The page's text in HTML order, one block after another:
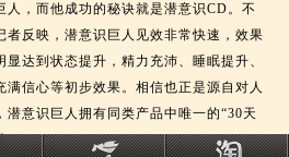
人，而他成功的秘诀就是潜意识CD。不
者反映，潜意识巨人见效非常快速，效果
达到状态提升，精力充沛、睡眠提升、
信心等初步效果。相信也正是源自对人
意识巨人拥有同类产品中唯一的“30天
。